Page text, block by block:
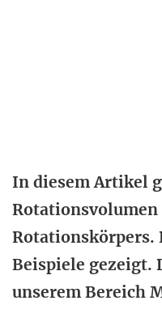
In diesem Artikel
Rotationsvolumen
Rotationskörpers.
Beispiele gezeigt.
unserem Bereich